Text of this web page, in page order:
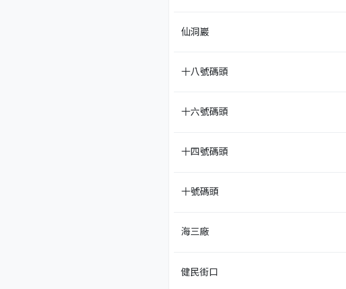
仙洞巖
十八號碼頭
十六號碼頭
十四號碼頭
十號碼頭
海三廠
健民街口